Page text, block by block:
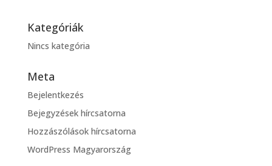
Kategóriák
Nincs kategória
Meta
Bejelentkezés
Bejegyzések hírcsatorna
Hozzászólások hírcsatorna
WordPress Magyarország